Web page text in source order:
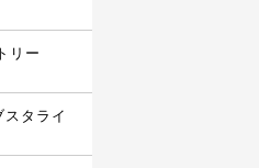
リー
タライ